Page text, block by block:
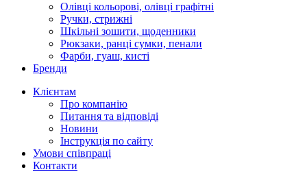
Олівці кольорові, олівці графітні
Ручки, стрижні
Шкільні зошити, щоденники
Рюкзаки, ранці сумки, пенали
Фарби, гуаш, кисті
Бренди
Клієнтам
Про компанію
Питання та відповіді
Новини
Інструкція по сайту
Умови співпраці
Контакти